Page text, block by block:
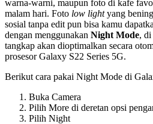
warna-warni, maupun foto di kafe
malam hari. Foto low lightyang
sosial tanpa edit pun bisa kamu
dengan menggunakan Night Mode, di
tangkap akan dioptimalkan secara
prosesor Galaxy S22 Series 5G.
Berikut cara pakai Night Mode di
Buka Camera
Pilih More di deretan opsi
Pilih Night